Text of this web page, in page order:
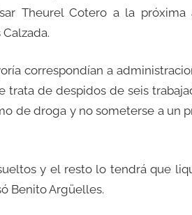
Theurel Cotero a la próxima
correspondían a
trata de despidos de seis
de droga y no someterse a un
y el resto lo tendrá que
Benito Argüelles.